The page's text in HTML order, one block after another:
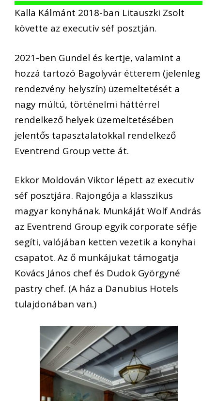
Kalla Kálmánt 2018-ban Litauszki Zsolt
követte az executív séf posztján.
2021-ben Gundel és kertje, valamint a
hozzá tartozó Bagolyvár étterem (jelenleg
rendezvény helyszín) üzemeltetését a
nagy múltú, történelmi háttérrel
rendelkező helyek üzemeltetésében
jelentős tapasztalatokkal rendelkező
Eventrend Group vette át.
Ekkor Moldován Viktor lépett az executiv
séf posztjára. Rajongója a klasszikus
magyar konyhának. Munkáját Wolf András
az Eventrend Group egyik corporate séfje
segíti, valójában ketten vezetik a konyhai
csapatot. Az ő munkájukat támogatja
Kovács János chef és Dudok Györgyné
pastry chef. (A ház a Danubius Hotels
tulajdonában van.)